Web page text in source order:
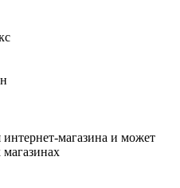
интернет-магазина и может